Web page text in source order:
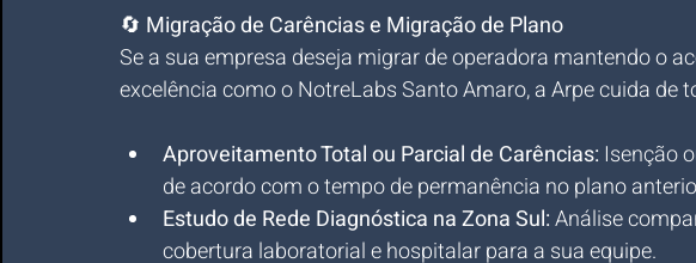
🔄 Migração de Carências e Migração de Plano
Se a sua empresa deseja migrar de operadora mantendo o
excelência como o NotreLabs Santo Amaro, a Arpe cuida de
Aproveitamento Total ou Parcial de Carências: Isenção
de acordo com o tempo de permanência no plano
Estudo de Rede Diagnóstica na Zona Sul: Análise
cobertura laboratorial e hospitalar para a sua equipe.